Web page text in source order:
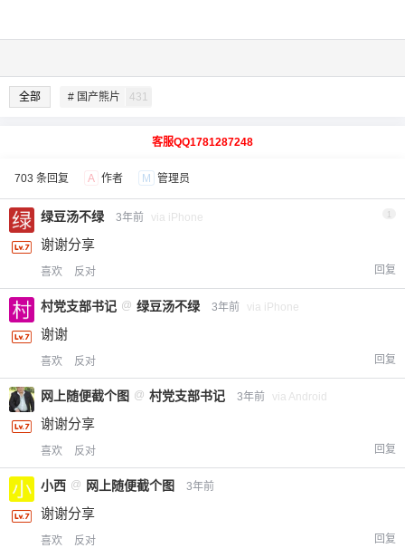
全部 # 国产熊片 431
客服QQ1781287248
703 条回复 A 作者 M 管理员
绿豆汤不绿 3年前 via iPhone
谢谢分享
喜欢 反对 回复
村党支部书记 @ 绿豆汤不绿 3年前 via iPhone
谢谢
喜欢 反对 回复
网上随便截个图 @ 村党支部书记 3年前 via Android
谢谢分享
喜欢 反对 回复
小西 @ 网上随便截个图 3年前
谢谢分享
喜欢 反对 回复